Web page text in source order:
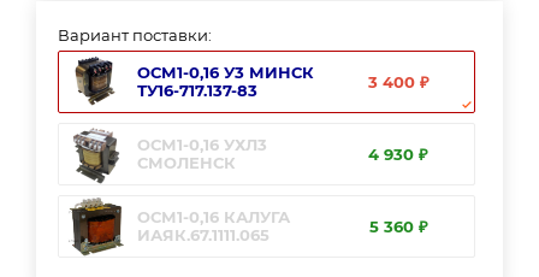
Вариант поставки:
ОСМ1-0,16 У3 МИНСК
ТУ16-717.137-83
3 400 ₽
ОСМ1-0,16 УХЛ3
СМОЛЕНСК
4 930 ₽
ОСМ1-0,16 КАЛУГА
ИАЯК.67.1111.065
5 360 ₽